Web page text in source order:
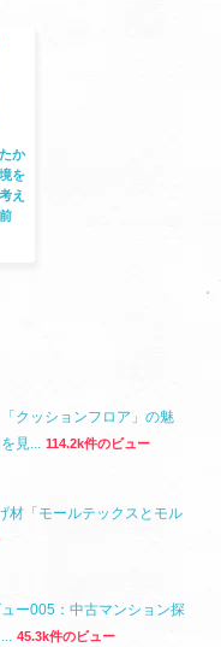
か
を
え
クッションフロア」の魅
見... 114.2k件のビュー
材「モールテックスとモル
ー005：中古マンション探
45.3k件のビュー